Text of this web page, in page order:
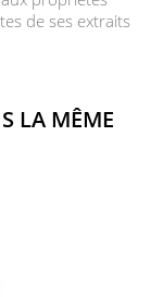
de ses extraits
LA MÊME